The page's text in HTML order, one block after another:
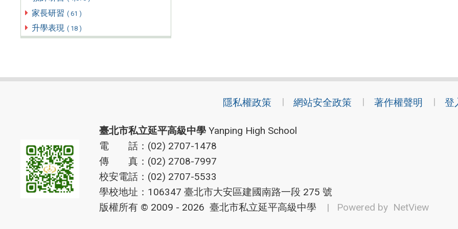
家長研習 ( 61 )
升學表現 ( 18 )
隱私權政策 網站安全政策 著作權聲明 登
臺北市私立延平高級中學Yanping High School
電 話：(02) 2707-1478
傳 真：(02) 2708-7997
校安電話：(02) 2707-5533
學校地址：106347 臺北市大安區建國南路一段 275 號
版權所有 © 2009 - 2026 臺北市私立延平高級中學 | Powered by NetView